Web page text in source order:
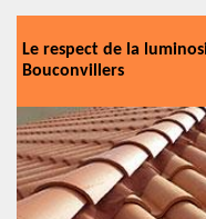
Le respect de la
Bouconvillers